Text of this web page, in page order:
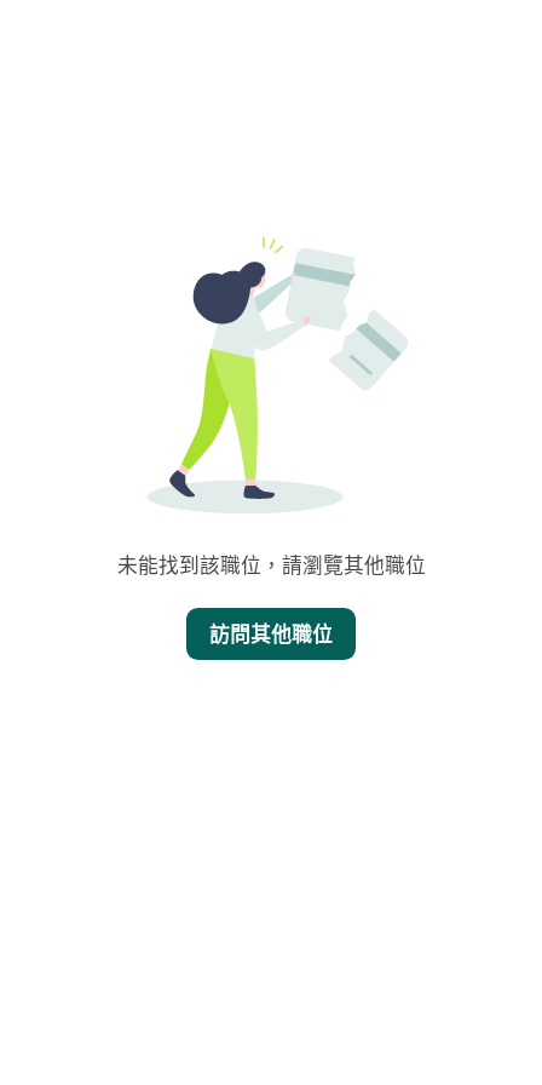
未能找到該職位，請瀏覽其他職位
訪問其他職位